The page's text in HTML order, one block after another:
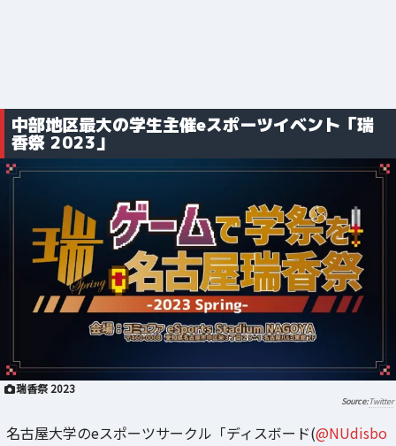
中部地区最大の学生主催eスポーツイベント「瑞
香祭 2023」
瑞香祭 2023
Twitter
名古屋大学のeスポーツサークル「ディスボード(@NUdisbo